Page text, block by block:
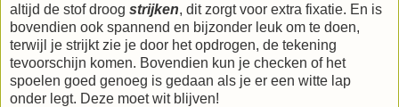
altijd de stof droog strijken, dit zorgt voor extra fixatie. En is
bovendien ook spannend en bijzonder leuk om te doen,
terwijl je strijkt zie je door het opdrogen, de tekening
tevoorschijn komen. Bovendien kun je checken of het
spoelen goed genoeg is gedaan als je er een witte lap
onder legt. Deze moet wit blijven!